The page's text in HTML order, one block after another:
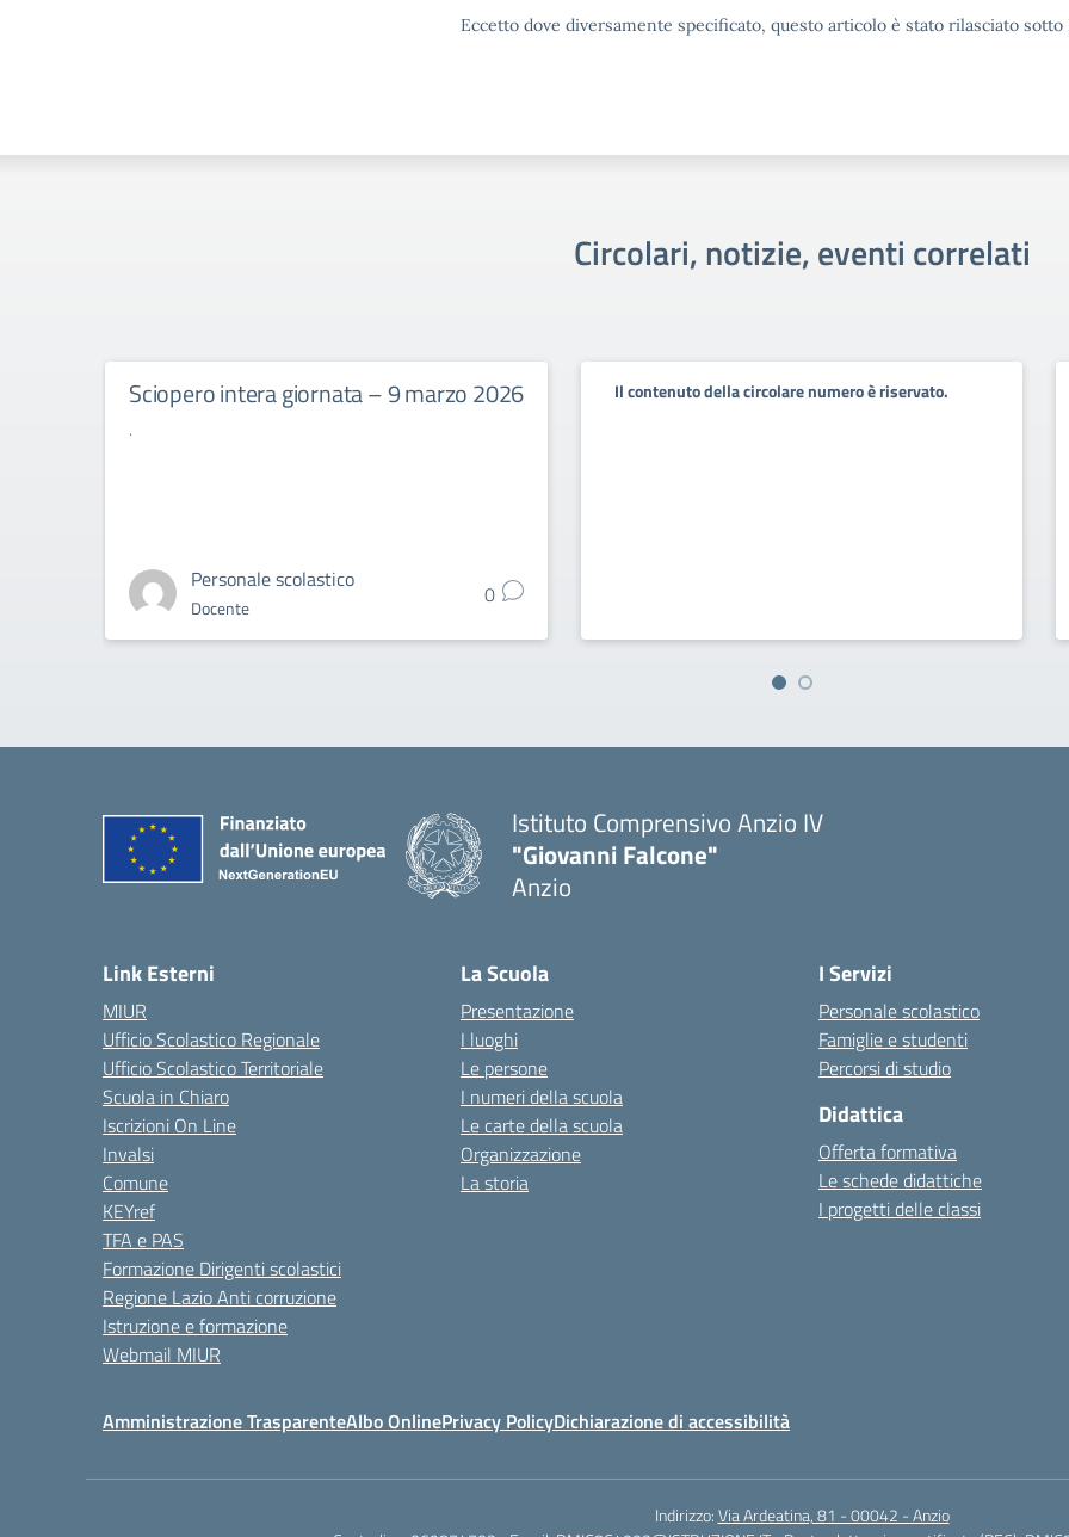
Eccetto dove diversamente specificato, questo articolo è stato rilasciato
Circolari, notizie, eventi correlati
Sciopero intera giornata – 9 marzo 2026
.
Personale scolastico
Docente 0
Il contenuto della circolare numero è riservato.
Istituto Comprensivo Anzio IV
"Giovanni Falcone"
Anzio
Link Esterni
MIUR
Ufficio Scolastico Regionale
Ufficio Scolastico Territoriale
Scuola in Chiaro
Iscrizioni On Line
Invalsi
Comune
KEYref
TFA e PAS
Formazione Dirigenti scolastici
Regione Lazio Anti corruzione
Istruzione e formazione
Webmail MIUR
La Scuola
Presentazione
I luoghi
Le persone
I numeri della scuola
Le carte della scuola
Organizzazione
La storia
I Servizi
Personale scolastico
Famiglie e studenti
Percorsi di studio
Didattica
Offerta formativa
Le schede didattiche
I progetti delle classi
Amministrazione TrasparenteAlbo OnlinePrivacy PolicyDichiarazione di accessibilità
Indirizzo:Via Ardeatina, 81 - 00042 - Anzio